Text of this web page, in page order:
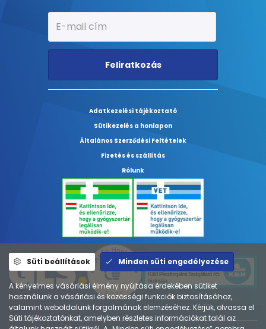
Feliratkozás
Adatkezelési tájékoztató
Sütikezelés a honlapon
Általános Szerződési Feltételek
Fizetés és szállítás
Rólunk
Süti beállítások Minden süti engedélyezése
A kényelmes vásárlási élmény nyújtása érdekében sütiket
használunk a vásárlási és közösségi funkciók biztosításához,
valamint weboldalunk forgalmának elemzéséhez. Kérjük, olvassa el
Süti tájékoztatónkat, amelyben részletes információkat talál az